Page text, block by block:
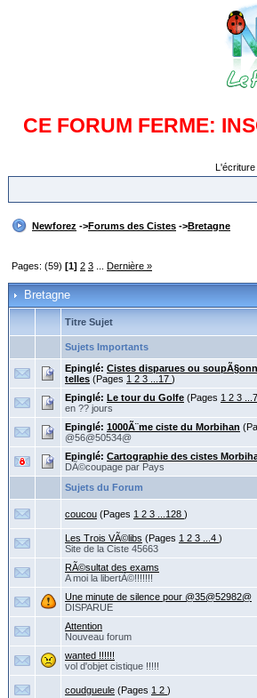
CE FORUM FERME:
Newforez ->Forums des Cistes ->Bretagne
Pages: (59) [1] 2 3 Dernière »
Bretagne
Titre Sujet
Sujets Importants
Epinglé: Cistes disparues ou
telles (Pages 1 2 3 ...17 )
Epinglé: Le tour du Golfe (Pages 1 2 3
en ?? jours
Epinglé: 1000Ã¨me ciste du Morbihan
@56@50534@
Epinglé: Cartographie des cistes
DÃ©coupage par Pays
Sujets du Forum
coucou (Pages 1 2 3 ...128 )
Les Trois VÃ©libs (Pages 1 2 3 ...4 )
Site de la Ciste 45663
RÃ©sultat des exams
A moi la libertÃ©!!!!!!!
Une minute de silence pour @35@52982@
DISPARUE
Attention
Nouveau forum
wanted !!!!!!
vol d'objet cistique !!!!!
coudgueule (Pages 1 2 )